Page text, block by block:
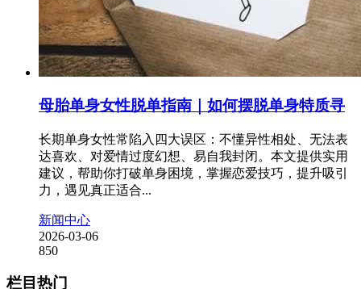
母胎单身女性脱单指南｜如何摆脱单身特质寻
长期单身女性常陷入四大误区：不懂异性相处、无法表
达喜欢、对爱情过度幻想、易自我封闭。本文提供实用
建议，帮助你打破单身困境，掌握恋爱技巧，提升吸引
力，遇见真正适合...
新闻中心
2026-03-06
850
栏目热门